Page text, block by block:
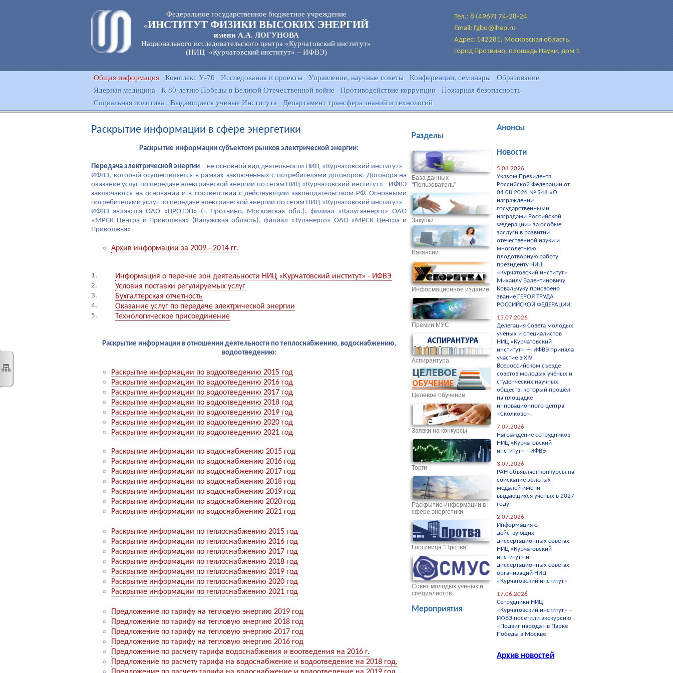
Федеральное государственное бюджетное учреждение
«ИНСТИТУТ ФИЗИКИ ВЫСОКИХ ЭНЕРГИЙ
имени А.А. ЛОГУНОВА
Национального исследовательского центра «Курчатовский институт»
(НИЦ «Курчатовский институт» – ИФВЭ)
Тел.: 8 (4967) 74-28-24
Email: fgbu@ihep.ru
Адрес: 142281, Московская область,
город Протвино, площадь Науки, дом 1
Общая информация Комплекс У-70 Исследования и проекты Управление, научные советы Конференции, семинары
Образование
Ядерная медицина
К 80-летию Победы в Великой Отечественной войне Противодействие коррупции
Пожарная безопасность
Социальная политика
Выдающиеся ученые Института Департамент трансфера знаний и технологий
Раскрытие информации в сфере энергетики
Раскрытие информации субъектом рынков электрической энергии:
Передача электрической энергии – не основной вид деятельности НИЦ «Курчатовский институт» -
ИФВЭ, который осуществляется в рамках заключенных с потребителями договоров. Договора на
оказание услуг по передаче электрической энергии по сетям НИЦ «Курчатовский институт» - ИФВЭ
заключаются на основании и в соответствии с действующим законодательством РФ. Основными
потребителями услуг по передаче электрической энергии по сетям НИЦ «Курчатовский институт» -
ИФВЭ являются ОАО «ПРОТЭП» (г. Протвино, Московская обл.), филиал «Калугаэнерго» ОАО
«МРСК Центра и Приволжья» (Калужская область), филиал «Тулэнерго» ОАО «МРСК Центра и
Приволжья».
Архив информации за 2009 - 2014 гг.
1. Информация о перечне зон деятельности НИЦ «Курчатовский институт» - ИФВЭ
2. Условия поставки регулируемых услуг
3. Бухгалтерская отчетность
4. Оказание услуг по передаче электрической энергии
5. Технологическое присоединение
Раскрытие информации в отношении деятельности по теплоснабжению, водоснабжению,
водоотведению:
Раскрытие информации по водоотведению 2015 год
Раскрытие информации по водоотведению 2016 год
Раскрытие информации по водоотведению 2017 год
Раскрытие информации по водоотведению 2018 год
Раскрытие информации по водоотведению 2019 год
Раскрытие информации по водоотведению 2020 год
Раскрытие информации по водоотведению 2021 год
Раскрытие информации по водоснабжению 2015 год
Раскрытие информации по водоснабжению 2016 год
Раскрытие информации по водоснабжению 2017 год
Раскрытие информации по водоснабжению 2018 год
Раскрытие информации по водоснабжению 2019 год
Раскрытие информации по водоснабжению 2020 год
Раскрытие информации по водоснабжению 2021 год
Раскрытие информации по теплоснабжению 2015 год
Раскрытие информации по теплоснабжению 2016 год
Раскрытие информации по теплоснабжению 2017 год
Раскрытие информации по теплоснабжению 2018 год
Раскрытие информации по теплоснабжению 2019 год
Раскрытие информации по теплоснабжению 2020 год
Раскрытие информации по теплоснабжению 2021 год
Предложение по тарифу на тепловую энергию 2019 год
Предложение по тарифу на тепловую энергию 2018 год
Предложение по тарифу на тепловую энергию 2017 год
Предложение по тарифу на тепловую энергию 2016 год
Предложение по расчету тарифа водоснабжения и воотведения на 2016 г.
Предложение по расчету тарифа на водоснабжение и водоотведение на 2018 год.
Разделы
База данных
"Пользователь"
Закупки
Вакансии
Информационное издание
Премии МУС
Аспирантура
Целевое обучение
Заявки на конкурсы
Торги
Раскрытие информации в
сфере энергетики
Гостиница "Протва"
Совет молодых ученых и
специалистов
Мероприятия
Анонсы
Новости
5.08.2026
Указом Президента
Российской Федерации от
04.08.2026 № 548 «О
награждении
государственными
наградами Российской
Федерации» за особые
заслуги в развитии
отечественной науки и
многолетнюю
плодотворную работу
президенту НИЦ
«Курчатовский институт»
Михаилу Валентиновичу
Ковальчуку присвоено
звание ГЕРОЯ ТРУДА
РОССИЙСКОЙ ФЕДЕРАЦИИ.
13.07.2026
Делегация Совета молодых
учёных и специалистов
НИЦ «Курчатовский
институт» — ИФВЭ приняла
участие в XIV
Всероссийском съезде
советов молодых учёных и
студенческих научных
обществ, который прошёл
на площадке
инновационного центра
«Сколково».
7.07.2026
Награждение сотрудников
НИЦ «Курчатовский
институт» – ИФВЭ
3.07.2026
РАН объявляет конкурсы на
соискание золотых
медалей имени
выдающихся учёных в 2027
году
2.07.2026
Информация о
действующих
диссертационных советах
НИЦ «Курчатовский
институт» и
диссертационных советах
организаций НИЦ
«Курчатовский институт»
17.06.2026
Сотрудники НИЦ
«Курчатовский институт» –
ИФВЭ посетили экскурсию
«Подвиг народа» в Парке
Победы в Москве
Архив новостей